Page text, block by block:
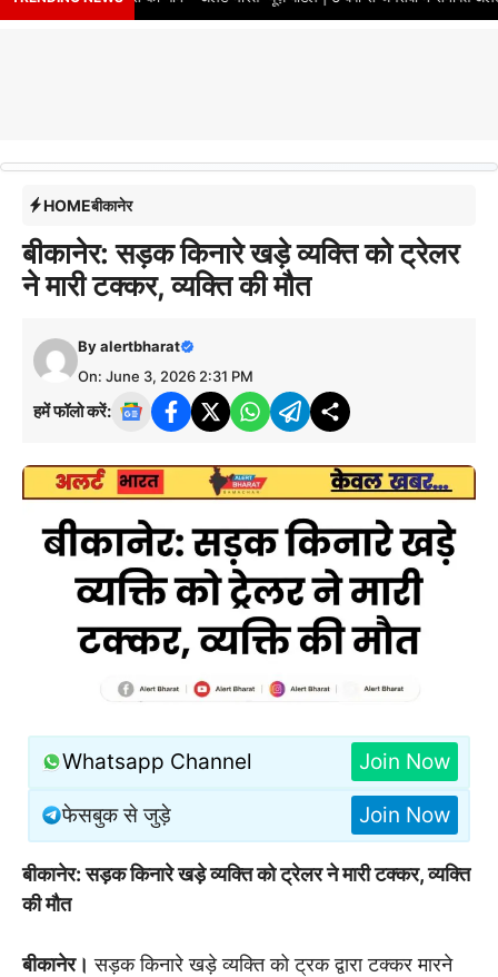
HOMEबीकानेर
बीकानेर: सड़क किनारे खड़े व्यक्ति को ट्रेलर
ने मारी टक्कर, व्यक्ति की मौत
Byalertbharat
On: June 3, 2026 2:31 PM
हमें फॉलो करें:
Whatsapp Channel Join Now
फेसबुक से जुड़े Join Now
बीकानेर: सड़क किनारे खड़े व्यक्ति को ट्रेलर ने मारी टक्कर, व्यक्ति
की मौत
बीकानेर। सड़क किनारे खड़े व्यक्ति को ट्रक द्वारा टक्कर मारने